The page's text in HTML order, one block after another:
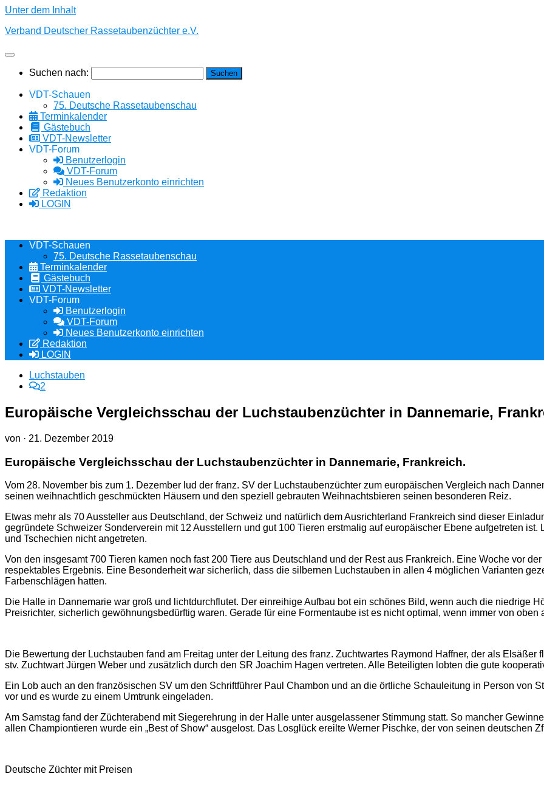
Unter dem Inhalt
Verband Deutscher Rassetaubenzüchter e.V.
Suchen nach:
VDT-Schauen
75. Deutsche Rassetaubenschau
Terminkalender
Gästebuch
VDT-Newsletter
VDT-Forum
Benutzerlogin
VDT-Forum
Neues Benutzerkonto einrichten
Redaktion
LOGIN
VDT-Schauen
75. Deutsche Rassetaubenschau
Terminkalender
Gästebuch
VDT-Newsletter
VDT-Forum
Benutzerlogin
VDT-Forum
Neues Benutzerkonto einrichten
Redaktion
LOGIN
Luchstauben
2
Europäische Vergleichsschau der Luchstaubenzüchter in Dannemarie,
von · 21. Dezember 2019
Europäische Vergleichsschau der Luchstaubenzüchter in Dannemarie, Frankreich.
Vom 28. November bis zum 1. Dezember lud der franz. SV der Luchstaubenzüchter zum europäischen Vergleich nach
seinen weihnachtlich geschmückten Häusern und den speziell gebrauten Weihnachtsbieren seinen besonderen Reiz.
Etwas mehr als 70 Aussteller aus Deutschland, der Schweiz und natürlich dem Ausrichterland Frankreich sind dieser
gegründete Schweizer Sonderverein mit 12 Ausstellern und gut 100 Tieren erstmalig auf europäischer Ebene aufgetreten
und Tschechien nicht angetreten.
Von den insgesamt 700 Tieren kamen noch fast 200 Tiere aus Deutschland und der Rest aus Frankreich. Eine Woche vor
respektables Ergebnis. Eine Besonderheit war sicherlich, dass die silbernen Luchstauben in allen 4 möglichen Varianten
Farbenschlägen hatten.
Die Halle in Dannemarie war groß und lichtdurchflutet. Der einreihige Aufbau bot ein schönes Bild, wenn auch die niedrige
Preisrichter, sicherlich gewöhnungsbedürftig waren. Gerade für eine Formentaube ist es nicht optimal, wenn immer von oben
Die Bewertung der Luchstauben fand am Freitag unter der Leitung des franz. Zuchtwartes Raymond Haffner, der als
stv. Zuchtwart Jürgen Weber und zusätzlich durch den SR Joachim Hagen vertreten. Alle Beteiligten lobten die gute
Ein Lob auch an den französischen SV um den Schriftführer Paul Chambon und an die örtliche Schauleitung in Person von
vor und es wurde zu einem Umtrunk eingeladen.
Am Samstag fand der Züchterabend mit Siegerehrung in der Halle unter ausgelassener Stimmung statt. So mancher
allen Championtieren wurde ein „Best of Show“ ausgelost. Das Losglück ereilte Werner Pischke, der von seinen deutschen
Deutsche Züchter mit Preisen